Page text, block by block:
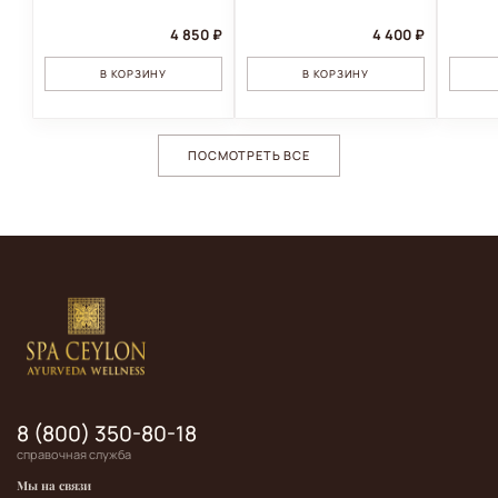
4 850 ₽
В КОРЗИНУ
4 400 ₽
В КОРЗИНУ
ПОСМОТРЕТЬ ВСЕ
8 (800) 350-80-18
справочная служба
Мы на связи